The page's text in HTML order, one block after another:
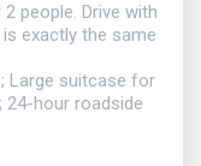
people. Drive with
exactly the same
Large suitcase for
24-hour roadside